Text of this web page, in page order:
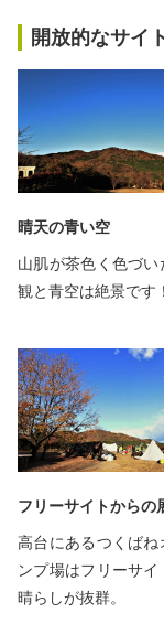
開放的なサイ
晴天の青い空
山肌が茶色く色づい
観と青空は絶景です！
フリーサイトからの
高台にあるつくばね
ンプ場はフリーサイ
晴らしが抜群。